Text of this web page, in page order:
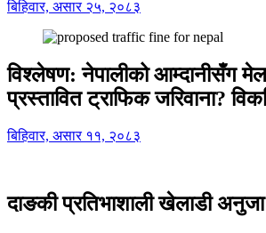
बिहिवार, असार २५, २०८३
विश्लेषण: नेपालीको आम्दानीसँग
प्रस्तावित ट्राफिक जरिवाना?
बिहिवार, असार ११, २०८३
दाङकी प्रतिभाशाली खेलाडी अनुजा